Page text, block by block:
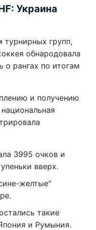
Украина
турнирных групп,
обнародовала
о рангах по итогам
и получению
3995 очков и
вверх.
желтые"
такие
и Румыния.